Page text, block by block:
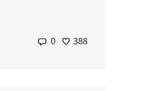
0 388